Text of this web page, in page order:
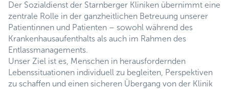
Der Sozialdienst der Starnberger Kliniken übernimmt eine
zentrale Rolle in der ganzheitlichen Betreuung unserer
Patientinnen und Patienten – sowohl während des
Krankenhausaufenthalts als auch im Rahmen des
Entlassmanagements.
Unser Ziel ist es, Menschen in herausfordernden
Lebenssituationen individuell zu begleiten, Perspektiven
zu schaffen und einen sicheren Übergang von der Klinik